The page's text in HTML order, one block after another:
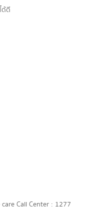
ด้ดี
Call Center : 1277